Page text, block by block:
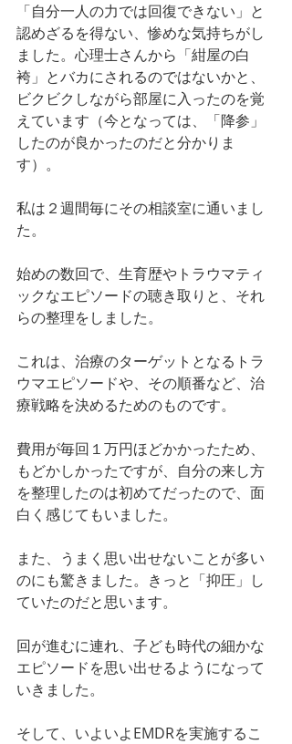
「自分一人の力では回復できない」と
認めざるを得ない、惨めな気持ちがし
ました。心理士さんから「紺屋の白
袴」とバカにされるのではないかと、
ビクビクしながら部屋に入ったのを覚
えています（今となっては、「降参」
したのが良かったのだと分かりま
す）。
私は２週間毎にその相談室に通いまし
た。
始めの数回で、生育歴やトラウマティ
ックなエピソードの聴き取りと、それ
らの整理をしました。
これは、治療のターゲットとなるトラ
ウマエピソードや、その順番など、治
療戦略を決めるためのものです。
費用が毎回１万円ほどかかったため、
もどかしかったですが、自分の来し方
を整理したのは初めてだったので、面
白く感じてもいました。
また、うまく思い出せないことが多い
のにも驚きました。きっと「抑圧」し
ていたのだと思います。
回が進むに連れ、子ども時代の細かな
エピソードを思い出せるようになって
いきました。
そして、いよいよEMDRを実施するこ